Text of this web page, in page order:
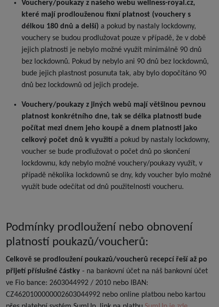
Vouchery/poukazy z našeho webu wellness-royal.cz,
které mají prodlouženou fixní platnost (vouchery s
délkou 180 dnů a delší) a pokud by nastaly lockdowny,
vouchery se budou prodlužovat pouze v případě, že v době
jejich platnosti je nebylo možné využít minimálně 90 dnů
bez lockdownů. Pokud by nebylo ani 90 dnů bez lockdownů,
bude jejich plastnost posunuta tak, aby bylo dopočítáno 90
dnů bez lockdownů od jejich prodeje.
Vouchery/poukazy z jiných webů mají většinou pevnou
platnost konkrétního dne, tak se délka platnosti bude
počítat mezi dnem jeho koupě a dnem platnosti jako
celkový počet dnů k využitía pokud by nastaly lockdowny,
voucher se bude prodlužovat o počet dnů po skončení
lockdownu, kdy nebylo možné vouchery/poukazy využít, v
případě několika lockdownů se dny, kdy voucher bylo možné
využít bude odečítat od dnů použitelnosti voucheru.
Podmínky prodloužení nebo obnovení
platností poukazů/voucherů:
Celkově se prodloužení poukazů/voucherů recepcí řeší až po
přijetí příslušné částky - na bankovní účet na náš bankovní účet
ve Fio bance: 2603044992 / 2010 nebo IBAN:
CZ4620100000002603044992 nebo online platbou nebo kartou